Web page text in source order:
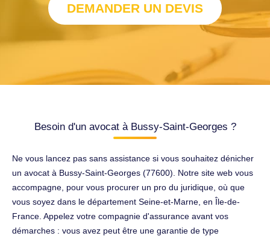
DEMANDER UN DEVIS
Besoin d'un avocat à Bussy-Saint-Georges ?
Ne vous lancez pas sans assistance si vous souhaitez dénicher
un avocat à Bussy-Saint-Georges (77600). Notre site web vous
accompagne, pour vous procurer un pro du juridique, où que
vous soyez dans le département Seine-et-Marne, en Île-de-
France. Appelez votre compagnie d'assurance avant vos
démarches : vous avez peut être une garantie de type